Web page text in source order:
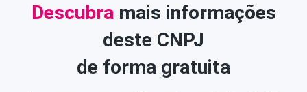
Descubra mais informações
deste CNPJ
de forma gratuita